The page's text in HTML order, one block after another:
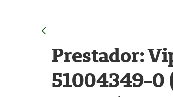
Prestador:
51004349-0